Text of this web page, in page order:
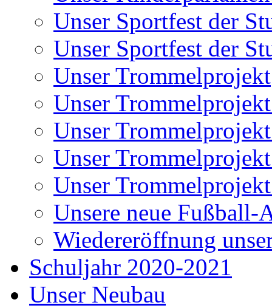
Unser Sportfest der
Unser Sportfest der
Unser Trommelprojekt
Unser
Unser
Unser
Unser
Unsere neue Fußball-
Wiedereröffnung
Schuljahr 2020-2021
Unser Neubau